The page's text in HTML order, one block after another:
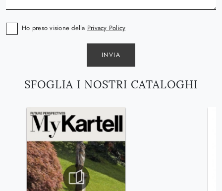
SFOGLIA I NOSTRI CATALOGHI
Ho preso visione della Privacy Policy
INVIA